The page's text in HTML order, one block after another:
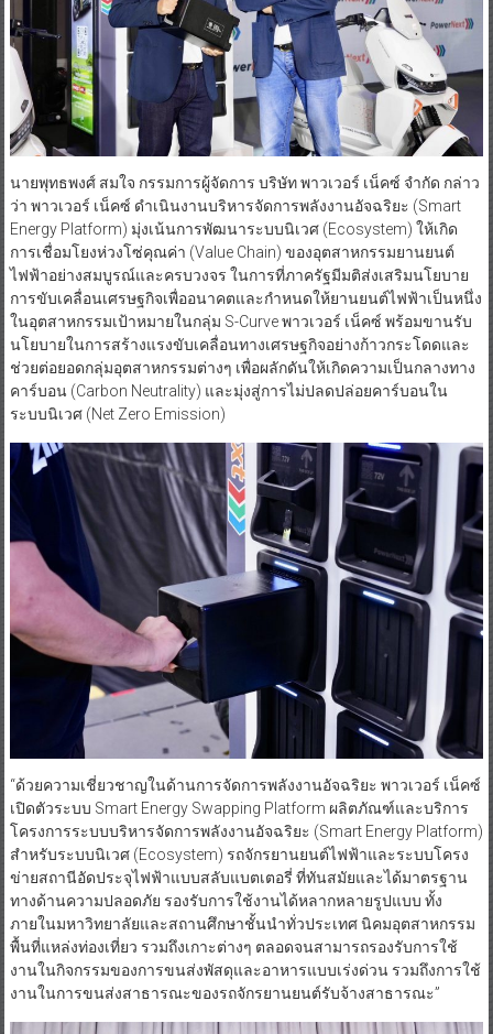
นายพุทธพงศ์ สมใจ กรรมการผู้จัดการ บริษัท พาวเวอร์ เน็คซ์ จำกัด กล่าว
ว่า พาวเวอร์ เน็คซ์ ดำเนินงานบริหารจัดการพลังงานอัจฉริยะ (Smart
Energy Platform) มุ่งเน้นการพัฒนาระบบนิเวศ (Ecosystem) ให้เกิด
การเชื่อมโยงห่วงโซ่คุณค่า (Value Chain) ของอุตสาหกรรมยานยนต์
ไฟฟ้าอย่างสมบูรณ์และครบวงจร ในการที่ภาครัฐมีมติส่งเสริมนโยบาย
การขับเคลื่อนเศรษฐกิจเพื่ออนาคตและกำหนดให้ยานยนต์ไฟฟ้าเป็นหนึ่ง
ในอุตสาหกรรมเป้าหมายในกลุ่ม S-Curve พาวเวอร์ เน็คซ์ พร้อมขานรับ
นโยบายในการสร้างแรงขับเคลื่อนทางเศรษฐกิจอย่างก้าวกระโดดและ
ช่วยต่อยอดกลุ่มอุตสาหกรรมต่างๆ เพื่อผลักดันให้เกิดความเป็นกลางทาง
คาร์บอน (Carbon Neutrality) และมุ่งสู่การไม่ปลดปล่อยคาร์บอนใน
ระบบนิเวศ (Net Zero Emission)
“ด้วยความเชี่ยวชาญในด้านการจัดการพลังงานอัจฉริยะ พาวเวอร์ เน็คซ์
เปิดตัวระบบ Smart Energy Swapping Platform ผลิตภัณฑ์และบริการ
โครงการระบบบริหารจัดการพลังงานอัจฉริยะ (Smart Energy Platform)
สำหรับระบบนิเวศ (Ecosystem) รถจักรยานยนต์ไฟฟ้าและระบบโครง
ข่ายสถานีอัดประจุไฟฟ้าแบบสลับแบตเตอรี่ ที่ทันสมัยและได้มาตรฐาน
ทางด้านความปลอดภัย รองรับการใช้งานได้หลากหลายรูปแบบ ทั้ง
ภายในมหาวิทยาลัยและสถานศึกษาชั้นนำทั่วประเทศ นิคมอุตสาหกรรม
พื้นที่แหล่งท่องเที่ยว รวมถึงเกาะต่างๆ ตลอดจนสามารถรองรับการใช้
งานในกิจกรรมของการขนส่งพัสดุและอาหารแบบเร่งด่วน รวมถึงการใช้
งานในการขนส่งสาธารณะของรถจักรยานยนต์รับจ้างสาธารณะ”